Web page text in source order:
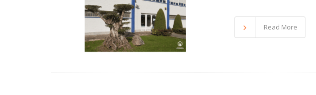
Read More